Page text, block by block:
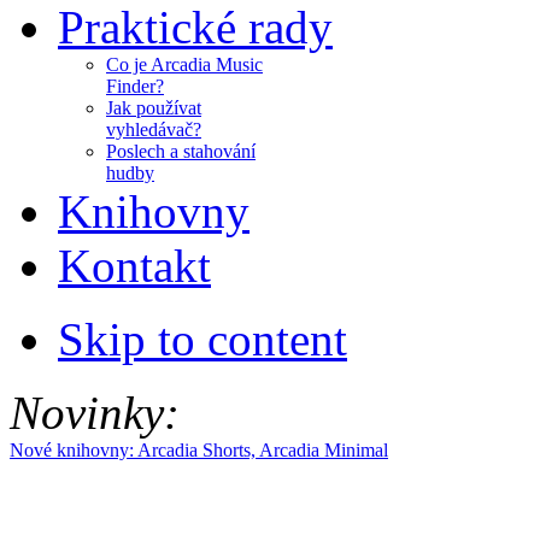
Praktické rady
Co je Arcadia Music
Finder?
Jak používat
vyhledávač?
Poslech a stahování
hudby
Knihovny
Kontakt
Skip to content
Novinky:
Nové knihovny: Arcadia Shorts, Arcadia Minimal